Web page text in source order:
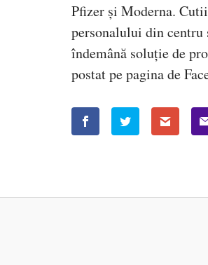
Pfizer și Moderna.
personalului din centru
îndemână soluție de
postat pe pagina de